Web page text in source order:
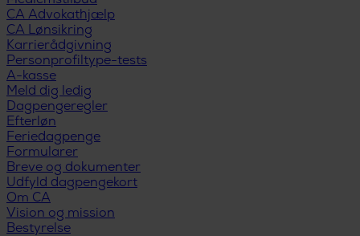
CA Advokathjælp
CA Lønsikring
Karrierådgivning
Personprofiltype-tests
A-kasse
Meld dig ledig
Dagpengeregler
Efterløn
Feriedagpenge
Formularer
Breve og dokumenter
Udfyld dagpengekort
Om CA
Vision og mission
Bestyrelse